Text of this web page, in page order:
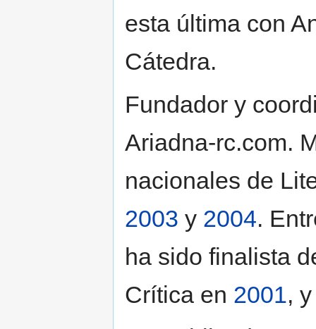
esta última con
Cátedra.
Fundador y
Ariadna-rc.com.
nacionales de
2003 y 2004.
ha sido finalista
Crítica en 2001,